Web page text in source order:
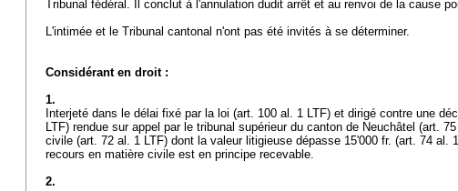
Tribunal fédéral. Il conclut à l'annulation dudit arrêt et au renvoi de la cause
L'intimée et le Tribunal cantonal n'ont pas été invités à se déterminer.
Considérant en droit :
1.
Interjeté dans le délai fixé par la loi (art. 100 al. 1 LTF) et dirigé contre une
LTF) rendue sur appel par le tribunal supérieur du canton de Neuchâtel (art.
civile (art. 72 al. 1 LTF) dont la valeur litigieuse dépasse 15'000 fr. (art. 74 al.
recours en matière civile est en principe recevable.
2.